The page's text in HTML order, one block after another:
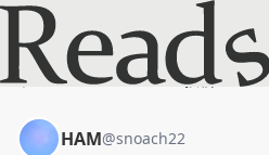
観る技術、読む技術
月3日
ホーム
HAM 投稿
HAM@snoach22